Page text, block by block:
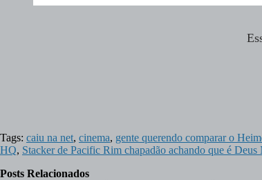
Tags: caiu na net, cinema, gente querendo comparar o
HQ, Stacker de Pacific Rim chapadão achando que é
Posts Relacionados